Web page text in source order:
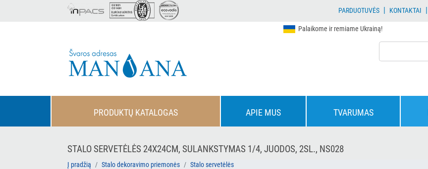
PARDUOTUVĖS| KONTAKTAI |
Palaikome ir remiame Ukrainą!
PRODUKTŲ KATALOGAS APIE MUS TVARUMAS
STALO SERVETĖLĖS 24X24CM, SULANKSTYMAS 1/4, JUODOS, 2SL., NS028
Į pradžią Stalo dekoravimo priemonės Stalo servetėlės